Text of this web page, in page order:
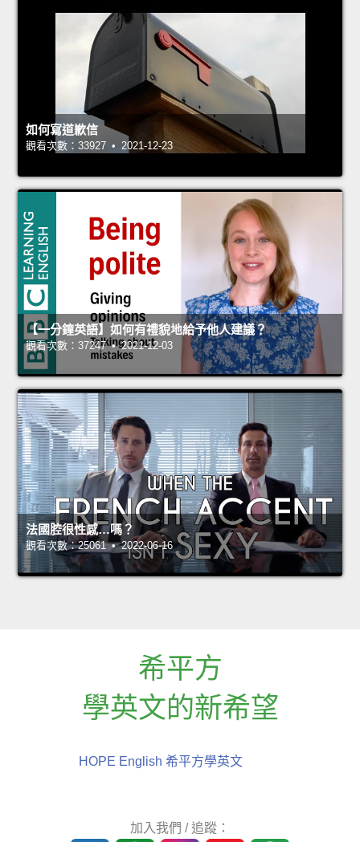
如何寫道歉信
觀看次數：33927 • 2021-12-23
【一分鐘英語】如何有禮貌地給予他人建議？
觀看次數：37247 • 2021-12-03
法國腔很性感…嗎？
觀看次數：25061 • 2022-06-16
希平方
學英文的新希望
HOPE English 希平方學英文
加入我們 / 追蹤：